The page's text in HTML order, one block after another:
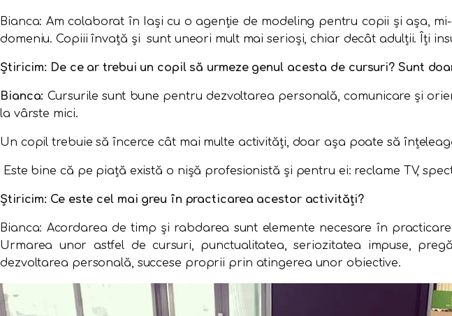
Bianca: Am colaborat în Iași cu o agenție de modeling pentru copii și așa,
domeniu. Copiii învață și sunt uneori mult mai serioși, chiar decât adulții. Îți
Știricim: De ce ar trebui un copil să urmeze genul acesta de cursuri? Sunt
Bianca: Cursurile sunt bune pentru dezvoltarea personală, comunicare și
la vârste mici.
Un copil trebuie să încerce cât mai multe activități, doar așa poate să
Este bine că pe piață există o nișă profesionistă și pentru ei: reclame TV,
Știricim: Ce este cel mai greu în practicarea acestor activități?
Bianca: Acordarea de timp și rabdarea sunt elemente necesare în
Urmarea unor astfel de cursuri, punctualitatea, seriozitatea impuse,
dezvoltarea personală, succese proprii prin atingerea unor obiective.